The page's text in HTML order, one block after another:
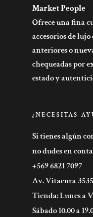
Market People
Ofrece una fina
accesorios de
anteriores o
chequeadas por
estado y
¿NECESITAS
Si tienes algún
no dudes en
+569 6821 7097
Av. Vitacura
Tienda: Lunes a
Sábado 10.00 a